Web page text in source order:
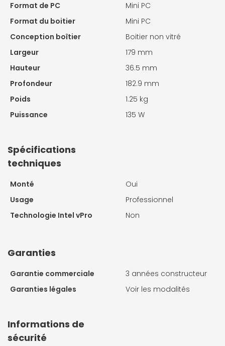
Format de PC
Mini PC
Format du boitier
Mini PC
Conception boîtier
Boitier non vitré
Largeur
179 mm
Hauteur
36.5 mm
Profondeur
182.9 mm
Poids
1.25 kg
Puissance
135 W
Spécifications
techniques
Monté
Oui
Usage
Professionnel
Technologie Intel vPro
Non
Garanties
Garantie commerciale
3 années constructeur
Garanties légales
Voir les modalités
Informations de
sécurité